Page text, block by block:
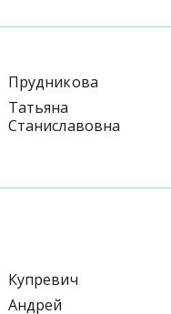
Прудникова
Татьяна
Станиславовна
Купревич
Андрей